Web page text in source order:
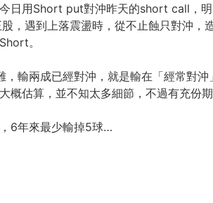
日用Short put對沖昨天的short call
遇到上落震盪時，從不止蝕只對沖，造
。
輸兩成已經對沖，就是輸在「經常對
概估算，並不知太多細節，不過有充份
6年來最少輸掉5球…